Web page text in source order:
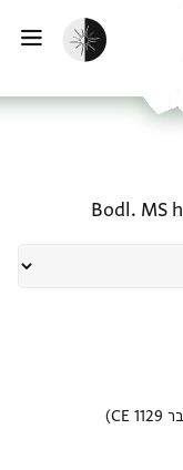
הפעלת מצב כהה
Bodl. MS